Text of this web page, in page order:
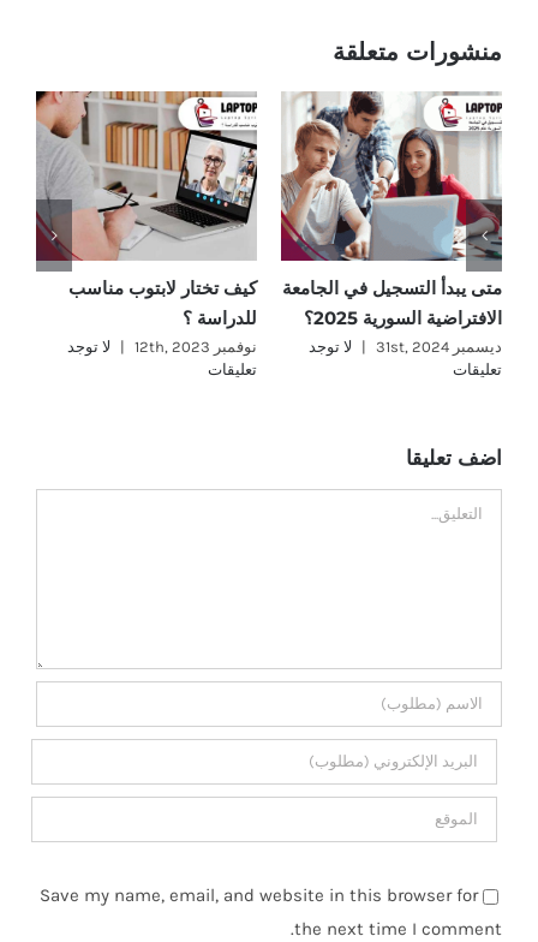
منشورات متعلقة
متى يبدأ التسجيل في الجامعة
الافتراضية السورية 2025؟
ديسمبر 31st, 2024 |
لا توجد
تعليقات
كيف تختار لابتوب مناسب
للدراسة ؟
نوفمبر 12th, 2023 |
لا توجد
تعليقات
اضف تعليقا
تعليق
Save my name, email, and website in this browser for
the next time I comment.